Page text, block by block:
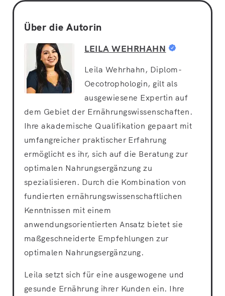
Über die Autorin
LEILA WEHRHAHN
Leila Wehrhahn, Diplom-
Oecotrophologin, gilt als
ausgewiesene Expertin auf
dem Gebiet der Ernährungswissenschaften.
Ihre akademische Qualifikation gepaart mit
umfangreicher praktischer Erfahrung
ermöglicht es ihr, sich auf die Beratung zur
optimalen Nahrungsergänzung zu
spezialisieren. Durch die Kombination von
fundierten ernährungswissenschaftlichen
Kenntnissen mit einem
anwendungsorientierten Ansatz bietet sie
maßgeschneiderte Empfehlungen zur
optimalen Nahrungsergänzung.
Leila setzt sich für eine ausgewogene und
gesunde Ernährung ihrer Kunden ein. Ihre